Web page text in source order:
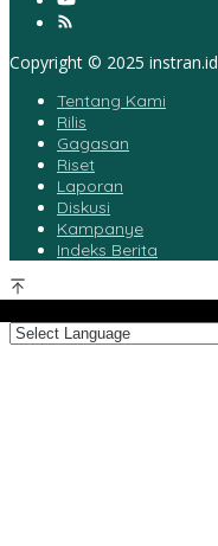
Copyright © 2025 instran.id
Tentang Kami
Rilis
Gagasan
Riset
Laporan
Diskusi
Kampanye
Indeks Berita